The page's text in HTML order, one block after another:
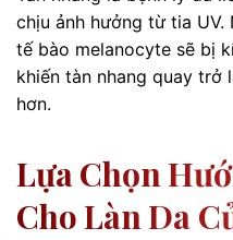
chịu ảnh hưởng từ tia UV.
tế bào melanocyte sẽ bị
khiến tàn nhang quay trở
hơn.
Lựa Chọn
Cho Làn Da